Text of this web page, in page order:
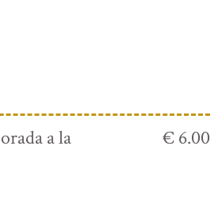
a la € 6.00